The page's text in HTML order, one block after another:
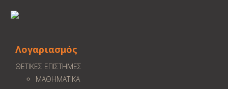
Λογαριασμός
ΘΕΤΙΚΕΣ ΕΠΙΣΤΗΜΕΣ
ΜΑΘΗΜΑΤΙΚΑ